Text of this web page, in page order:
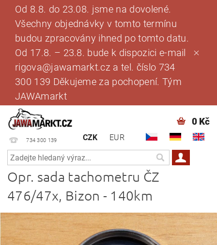
Od 8.8. do 23.08. jsme na dovolené.
Všechny objednávky v tomto termínu
budou zpracovány ihned po tomto datu.
Od 17.8. – 23.8. bude k dispozici e-mail
rigova@jawamarkt.cz a tel. číslo 734
300 139 Děkujeme za pochopení. Tým
JAWAmarkt
734 300 139 CZK EUR
0 Kč
Opr. sada tachometru ČZ
476/47x, Bizon - 140km